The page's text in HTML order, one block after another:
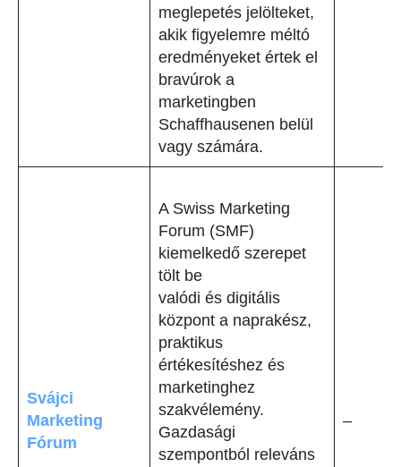
meglepetés jelölteket,
akik figyelemre méltó
eredményeket értek el
bravúrok a
marketingben
Schaffhausenen belül
vagy számára.
Svájci
Marketing
Fórum
A Swiss Marketing
Forum (SMF)
kiemelkedő szerepet
tölt be
valódi és digitális
központ a naprakész,
praktikus
értékesítéshez és
marketinghez
szakvélemény.
Gazdasági
szempontból releváns
–